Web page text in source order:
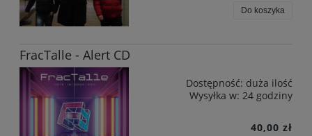
Do koszyka
FracTalle - Alert CD
Dostępność: duża ilość
Wysyłka w: 24 godziny
40,00 zł